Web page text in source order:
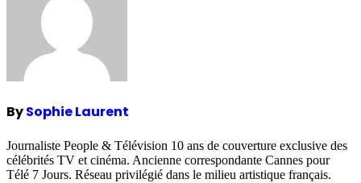
BySophie Laurent
Journaliste People & Télévision 10 ans de couverture exclusive des
célébrités TV et cinéma. Ancienne correspondante Cannes pour
Télé 7 Jours. Réseau privilégié dans le milieu artistique français.